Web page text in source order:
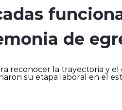
de
reconocer la trayectoria y
su etapa laboral en el